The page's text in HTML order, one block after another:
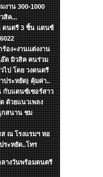
งาน 300-1000
สิค...
ดนตรี 3 ชิ้น แดนซ์
ร้อง+งานแต่งงาน
ด มิวสิค คนร่วม
ไป โดย วงดนตรี
ประหยัด) คุ้มค่า..
กับแดนซ์เซอร์สาว
ด้วยแนวเพลง
กสนาน ชม
ณ โรงแรมฯ หอ
ระหยัด..โทร
ลางวันพร้อมดนตรี